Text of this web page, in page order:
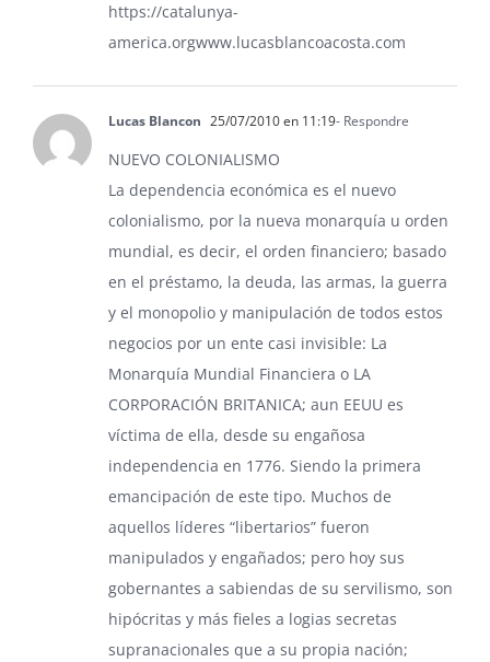
https://catalunya-
america.orgwww.lucasblancoacosta.com
Lucas Blancon 25/07/2010 en 11:19- Respondre
NUEVO COLONIALISMO
La dependencia económica es el nuevo
colonialismo, por la nueva monarquía u orden
mundial, es decir, el orden financiero; basado
en el préstamo, la deuda, las armas, la guerra
y el monopolio y manipulación de todos estos
negocios por un ente casi invisible: La
Monarquía Mundial Financiera o LA
CORPORACIÓN BRITANICA; aun EEUU es
víctima de ella, desde su engañosa
independencia en 1776. Siendo la primera
emancipación de este tipo. Muchos de
aquellos líderes “libertarios” fueron
manipulados y engañados; pero hoy sus
gobernantes a sabiendas de su servilismo, son
hipócritas y más fieles a logias secretas
supranacionales que a su propia nación;